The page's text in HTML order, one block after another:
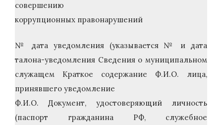
совершению
коррупционных правонарушений
№ дата уведомления (указывается № и дата
талона-уведомления Сведения о муниципальном
служащем Краткое содержание Ф.И.О. лица,
принявшего уведомление
Ф.И.О. Документ, удостоверяющий личность
(паспорт гражданина РФ, служебное